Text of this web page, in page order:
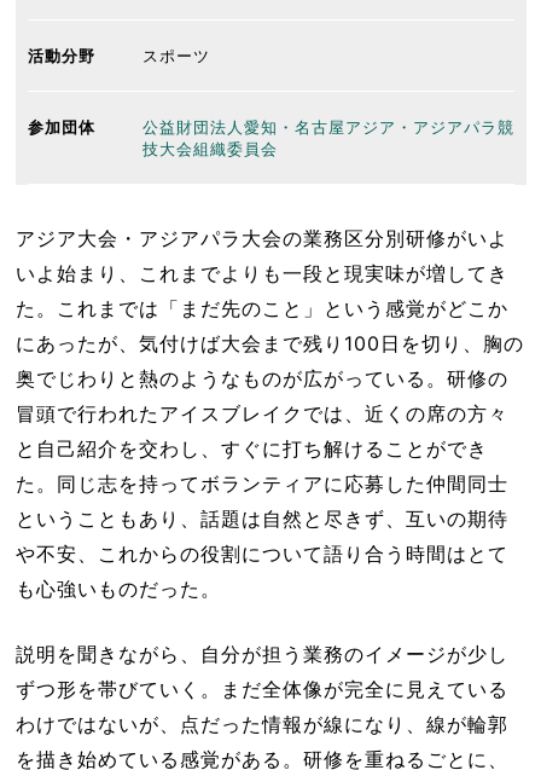
活動分野 スポーツ
参加団体
公益財団法人愛知・名古屋アジア・アジアパラ競
技大会組織委員会
アジア大会・アジアパラ大会の業務区分別研修がいよ
いよ始まり、これまでよりも一段と現実味が増してき
た。これまでは「まだ先のこと」という感覚がどこか
にあったが、気付けば大会まで残り100日を切り、胸の
奥でじわりと熱のようなものが広がっている。研修の
冒頭で行われたアイスブレイクでは、近くの席の方々
と自己紹介を交わし、すぐに打ち解けることができ
た。同じ志を持ってボランティアに応募した仲間同士
ということもあり、話題は自然と尽きず、互いの期待
や不安、これからの役割について語り合う時間はとて
も心強いものだった。
説明を聞きながら、自分が担う業務のイメージが少し
ずつ形を帯びていく。まだ全体像が完全に見えている
わけではないが、点だった情報が線になり、線が輪郭
を描き始めている感覚がある。研修を重ねるごとに、